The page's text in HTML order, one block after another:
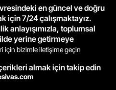
en güncel ve doğru
için 7/24 çalışmaktayız.
anlayışımızla, toplumsal
yerine getirmeye
için bizimle iletişime geçin
almak için takip edin